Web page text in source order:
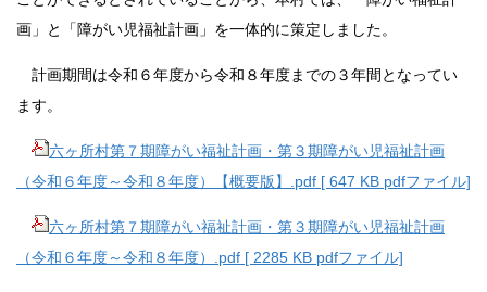
画」と「障がい児福祉計画」を一体的に策定しました。
計画期間は令和６年度から令和８年度までの３年間となってい
ます。
六ヶ所村第７期障がい福祉計画・第３期障がい児福祉計画
（令和６年度～令和８年度）【概要版】.pdf [ 647 KB pdfファイル]
六ヶ所村第７期障がい福祉計画・第３期障がい児福祉計画
（令和６年度～令和８年度）.pdf [ 2285 KB pdfファイル]